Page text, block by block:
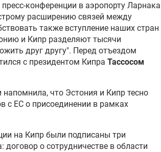
конференции в аэропорту Ларнака
расширению связей между
также вступление наших стран
и Кипр разделяют тысячи
друг другу". Перед отъездом
с президентом Кипра Тассосом
что Эстония и Кипр тесно
с ЕС о присоединении в рамках
на Кипр были подписаны три
о сотрудничестве в области